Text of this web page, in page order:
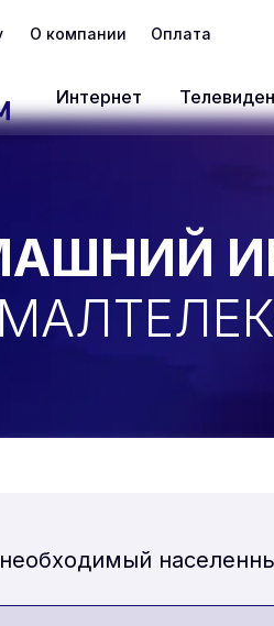
О компании Оплата
Интернет